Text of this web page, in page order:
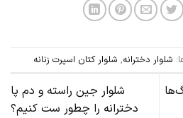
شلوار دخترانه,شلوار کتان اسپرت زنانه
شلوار جین راسته و دم پا
دخترانه را چطور ست کنیم؟